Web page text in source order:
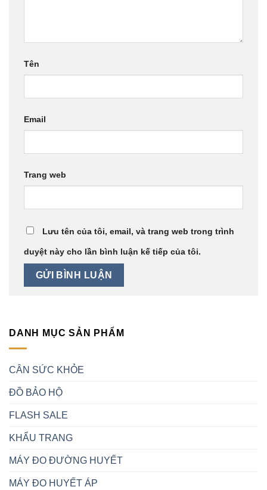
Tên
Email
Trang web
Lưu tên của tôi, email, và trang web trong trình
duyệt này cho lần bình luận kế tiếp của tôi.
DANH MỤC SẢN PHẨM
CÂN SỨC KHỎE
ĐỒ BẢO HỘ
FLASH SALE
KHẨU TRANG
MÁY ĐO ĐƯỜNG HUYẾT
MÁY ĐO HUYẾT ÁP